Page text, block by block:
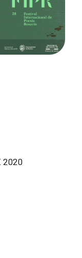
2020